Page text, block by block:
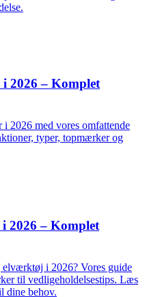
2026 – Komplet
2026 med vores omfattende
typer, topmærker og
2026 – Komplet
i 2026? Vores guide
til vedligeholdelsestips. Læs
dine behov.